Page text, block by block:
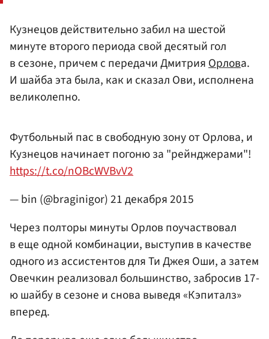
Кузнецов действительно забил на шестой
минуте второго периода свой десятый гол
в сезоне, причем с передачи ДмитрияОрлова.
И шайба эта была, как и сказал Ови, исполнена
великолепно.
Футбольный пас в свободную зону от Орлова, и
Кузнецов начинает погоню за "рейнджерами"!
https://t.co/nOBcWVBvV2
— bin (@braginigor)21 декабря 2015
Через полторы минуты Орлов поучаствовал
в еще одной комбинации, выступив в качестве
одного из ассистентов для Ти Джея Оши, а затем
Овечкин реализовал большинство, забросив 17-
ю шайбу в сезоне и снова выведя «Кэпиталз»
вперед.